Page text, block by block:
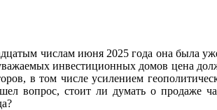
числам июня 2025 года она была
инвестиционных домов цена
в том числе усилением
стоит ли думать о продаже